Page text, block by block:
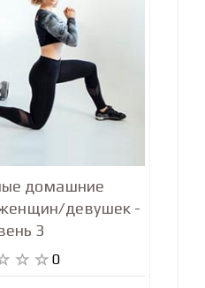
домашние
девушек -
3
0